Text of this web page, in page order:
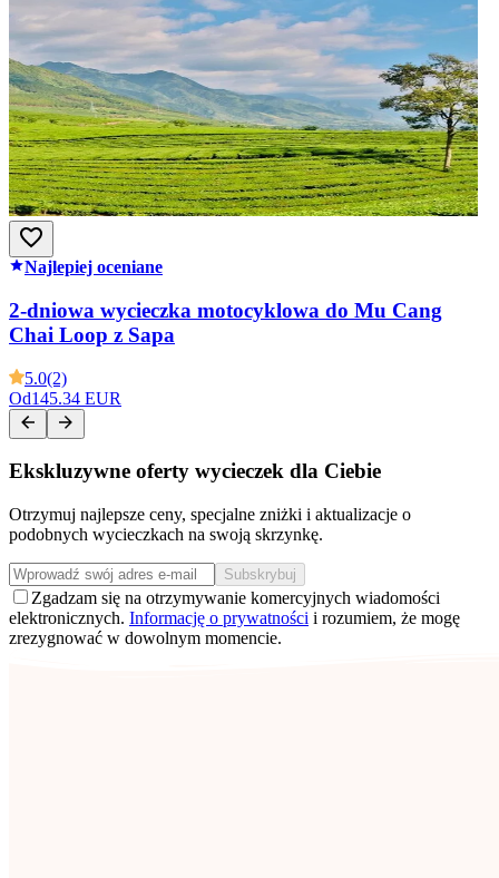
Najlepiej oceniane
2-dniowa wycieczka motocyklowa do Mu Cang
Chai Loop z Sapa
5.0(2)
Od145.34 EUR
Ekskluzywne oferty wycieczek dla Ciebie
Otrzymuj najlepsze ceny, specjalne zniżki i aktualizacje o
podobnych wycieczkach na swoją skrzynkę.
Subskrybuj
Zgadzam się na otrzymywanie komercyjnych wiadomości
elektronicznych. Informację o prywatności i rozumiem, że mogę
zrezygnować w dowolnym momencie.